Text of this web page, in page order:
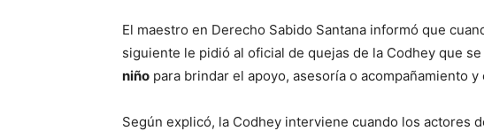
El maestro en Derecho Sabido Santana informó que
siguiente le pidió al oficial de quejas de la Codhey que se
niño para brindar el apoyo, asesoría o acompañamiento
Según explicó, la Codhey interviene cuando los actores